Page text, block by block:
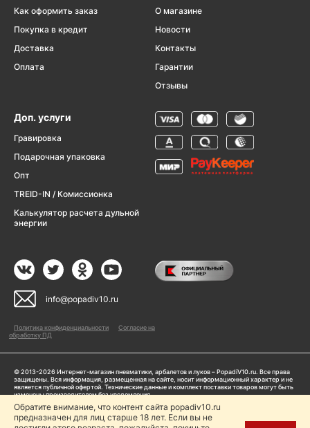
Как оформить заказ
Покупка в кредит
Доставка
Оплата
О магазине
Новости
Контакты
Гарантии
Отзывы
Доп. услуги
Гравировка
Подарочная упаковка
Опт
TREID-IN / Комиссионка
Калькулятор расчета дульной
энергии
info@popadiv10.ru
Политика конфиденциальности
Согласие на
обработку ПД
© 2013-2026 Интернет-магазин пневматики, арбалетов и луков – PopadiV10.ru. Все права
защищены. Вся информация, размещенная на сайте, носит информационный характер и не
является публичной офертой. Технические данные и комплект поставки товаров могут быть
изменены производителем без уведомления
Пользуясь сайтом Popadiv10.ru, пользователь автоматически соглашается с условиями,
прописанными в
Политике конфиденциальности
Обратите внимание, что контент сайта popadiv10.ru
предназначен для лиц старше 18 лет. Если вы не